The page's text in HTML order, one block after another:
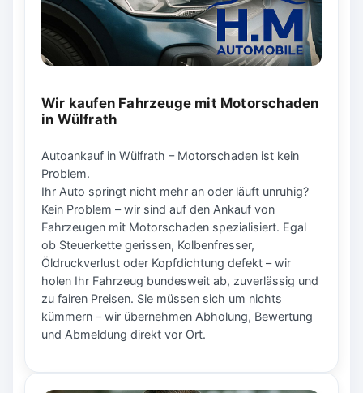
Wir kaufen Fahrzeuge mit Motorschaden
in Wülfrath
Autoankauf in Wülfrath – Motorschaden ist kein
Problem.
Ihr Auto springt nicht mehr an oder läuft unruhig?
Kein Problem – wir sind auf den Ankauf von
Fahrzeugen mit Motorschaden spezialisiert. Egal
ob Steuerkette gerissen, Kolbenfresser,
Öldruckverlust oder Kopfdichtung defekt – wir
holen Ihr Fahrzeug bundesweit ab, zuverlässig und
zu fairen Preisen. Sie müssen sich um nichts
kümmern – wir übernehmen Abholung, Bewertung
und Abmeldung direkt vor Ort.